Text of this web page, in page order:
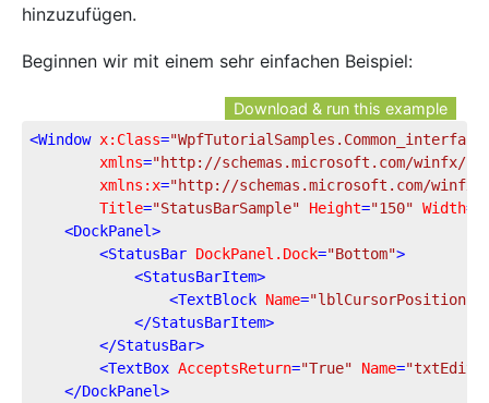
hinzuzufügen.
Beginnen wir mit einem sehr einfachen Beispiel:
Download & run this example
<Window x:Class=
xmlns="http://schemas.microsoft.com/winfx/
xmlns:x="http://schemas.microsoft.com/winfx/
Title="StatusBarSample" Height="150" Width=
<DockPanel>
<StatusBar DockPanel.Dock="Bottom">
<StatusBarItem>
<TextBlock Name="lblCursorPosition"
</StatusBarItem>
</StatusBar>
<TextBox AcceptsReturn="True" Name=
</DockPanel>